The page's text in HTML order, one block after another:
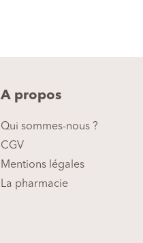
A propos
Qui sommes-nous ?
CGV
Mentions légales
La pharmacie